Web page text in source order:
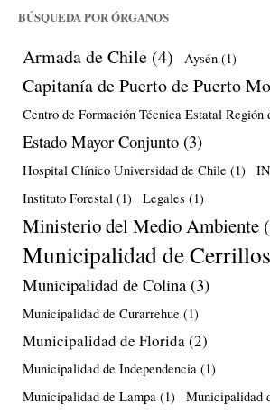
BÚSQUEDA POR ÓRGANOS
Armada de Chile (4) Aysén (1)
Capitanía de Puerto de Puerto
Centro de Formación Técnica Estatal Región
Estado Mayor Conjunto (3)
Hospital Clínico Universidad de Chile (1)
Instituto Forestal (1) Legales (1)
Ministerio del Medio Ambiente
Municipalidad de Cerrillos
Municipalidad de Colina (3)
Municipalidad de Curarrehue (1)
Municipalidad de Florida(2)
Municipalidad de Independencia (1)
Municipalidad de Lampa (1) Municipalidad